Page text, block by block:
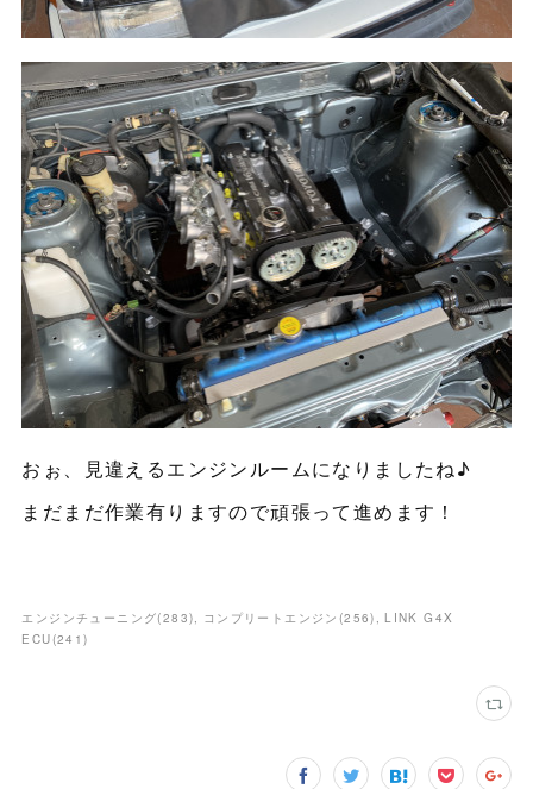
おぉ、見違えるエンジンルームになりましたね♪
まだまだ作業有りますので頑張って進めます！
エンジンチューニング(283) コンプリートエンジン (256)
LINK G4X
ECU(241)